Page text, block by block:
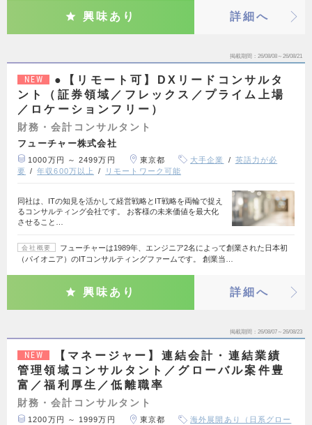
興味あり 詳細へ
掲載期間 26/08/08～26/08/21
NEW
●【リモート可】DXリードコンサルタ
ント（証券領域／フレックス／プライム上場
／ロケーションフリー）
財務・会計コンサルタント
フューチャー株式会社
1000万円 ～ 2499万円 東京都 大手企業
英語力が必
要
年収600万以上 リモートワーク可能
同社は、ITの知見を活かして経営戦略とIT戦略を両輪で捉え
るコンサルティング会社です。 お客様の未来価値を最大化
させること…
会社概要
フューチャーは1989年、エンジニア2名によって創業された日本初
（パイオニア）のITコンサルティングファームです。 創業当…
興味あり 詳細へ
掲載期間 26/08/07～26/08/23
NEW
【マネージャー】連結会計・連結業績
管理領域コンサルタント／グローバル案件豊
富／福利厚生／低離職率
財務・会計コンサルタント
1200万円 ～ 1999万円 東京都
海外展開あり（日系グロー